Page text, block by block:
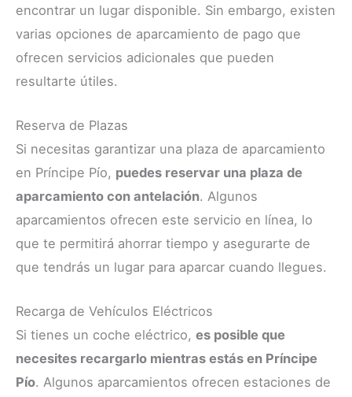
encontrar un lugar disponible. Sin embargo, existen
varias opciones de aparcamiento de pago que
ofrecen servicios adicionales que pueden
resultarte útiles.
Reserva de Plazas
Si necesitas garantizar una plaza de aparcamiento
en Príncipe Pío, puedes reservar una plaza de
aparcamiento con antelación. Algunos
aparcamientos ofrecen este servicio en línea, lo
que te permitirá ahorrar tiempo y asegurarte de
que tendrás un lugar para aparcar cuando llegues.
Recarga de Vehículos Eléctricos
Si tienes un coche eléctrico, es posible que
necesites recargarlo mientras estás en Príncipe
Pío. Algunos aparcamientos ofrecen estaciones de